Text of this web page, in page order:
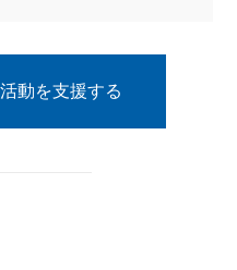
動を支援する